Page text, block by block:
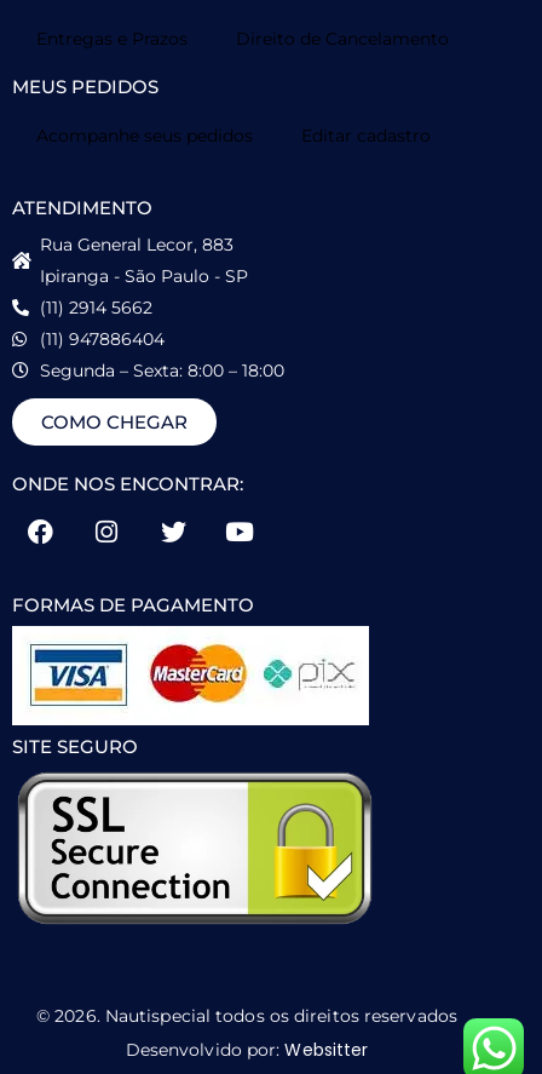
Entregas e Prazos Direito de Cancelamento
MEUS PEDIDOS
Acompanhe seus pedidos Editar cadastro
ATENDIMENTO
Rua General Lecor, 883
Ipiranga - São Paulo - SP
(11) 2914 5662
(11) 947886404
Segunda – Sexta: 8:00 – 18:00
COMO CHEGAR
ONDE NOS ENCONTRAR:
FORMAS DE PAGAMENTO
SITE SEGURO
© 2026. Nautispecial todos os direitos reservados
Desenvolvido por:Websitter